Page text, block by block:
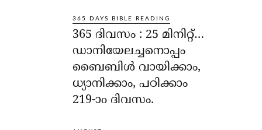
365 DAYS BIBLE READING
365 ദിവസം : 25 മിനിറ്റ്…
ഡാനിയേലച്ചനൊപ്പം
ബൈബിൾ വായിക്കാം,
ധ്യാനിക്കാം, പഠിക്കാം
219-ാo ദിവസം.